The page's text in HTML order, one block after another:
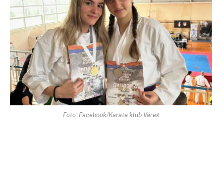
Foto: Facebook/Karate klub Vareš